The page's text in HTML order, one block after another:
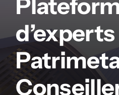
Salons virtuels
VRCC
Notre histoire
d’experts